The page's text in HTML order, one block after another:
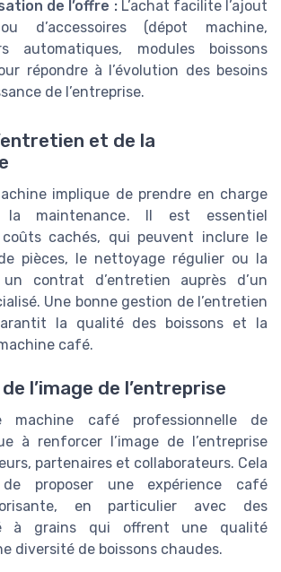
de l’offre :L’achat facilite l’ajout
d’accessoires (dépot machine,
automatiques, modules boissons
répondre à l’évolution des besoins
de l’entreprise.
et de la
implique de prendre en charge
la maintenance. Il est essentiel
coûts cachés, qui peuvent inclure le
pièces, le nettoyage régulier ou la
contrat d’entretien auprès d’un
Une bonne gestion de l’entretien
la qualité des boissons et la
café.
l’image de l’entreprise
machine café professionnelle de
à renforcer l’image de l’entreprise
partenaires et collaborateurs. Cela
proposer une expérience café
en particulier avec des
à grains qui offrent une qualité
diversité de boissons chaudes.